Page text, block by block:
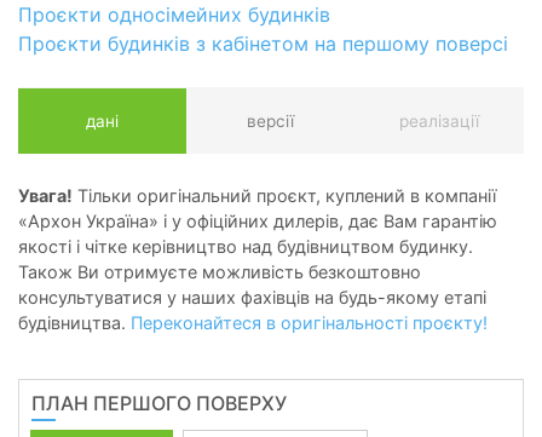
Проєкти односімейних будинків
Проєкти будинків з кабінетом на першому поверсі
дані версії реалізації
Увага! Тільки оригінальний проєкт, куплений в компанії
«Архон Україна» і у офіційних дилерів, дає Вам гарантію
якості і чітке керівництво над будівництвом будинку.
Також Ви отримуєте можливість безкоштовно
консультуватися у наших фахівців на будь-якому етапі
будівництва. Переконайтеся в оригінальності проєкту!
ПЛАН ПЕРШОГО ПОВЕРХУ